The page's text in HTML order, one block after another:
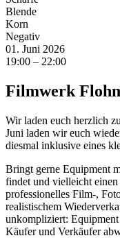
Blende
Korn
Negativ
01. Juni 2026
19:00 – 22:00
Filmwerk
Wir laden euch herzlich
Juni laden wir euch
diesmal inklusive eines
Bringt gerne Equipment
findet und vielleicht
professionelles Film-,
realistischem
unkompliziert:
Käufer und Verkäufer